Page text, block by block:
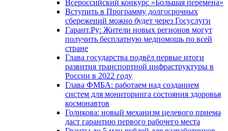
Всероссийский конкурс «Большая перемена»
Вступить в Программу долгосрочных
сбережений можно будет через Госуслуги
Гарант.Ру: Жители новых регионов могут
получить бесплатную медпомощь по всей
стране
Глава государства подвёл первые итоги
развития транспортной инфраструктуры в
России в 2022 году
Глава ФМБА: работаем над созданием
систем для мониторинга состояния здоровья
космонавтов
Голикова: новый механизм целевого приема
даст гарантию первого рабочего места